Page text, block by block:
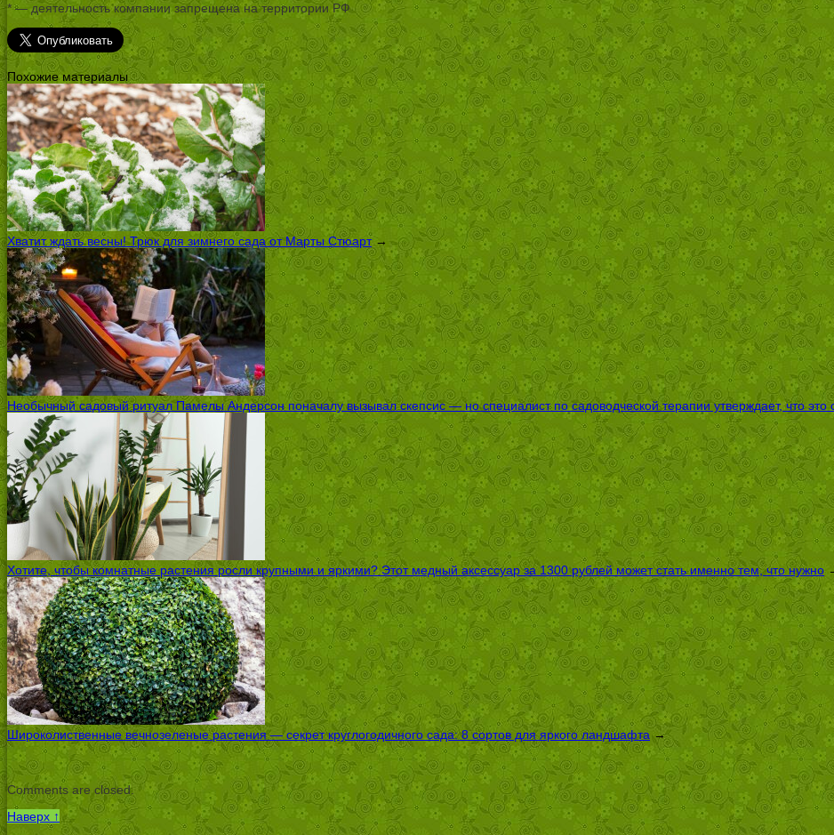
* — деятельность компании запрещена на территории РФ
Похожие материалы
Хватит ждать весны! Трюк для зимнего сада от Марты Стюарт→
Необычный садовый ритуал Памелы Андерсон поначалу вызывал скепсис — но специалист по садоводческой терапии утверждает, что это
Хотите, чтобы комнатные растения росли крупными и яркими? Этот медный аксессуар за 1300 рублей может стать именно тем, что нужно
Широколиственные вечнозеленые растения — секрет круглогодичного сада: 8 сортов для яркого ландшафта→
Comments are closed.
Наверх ↑